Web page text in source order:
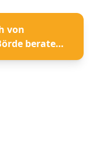
von
beraten